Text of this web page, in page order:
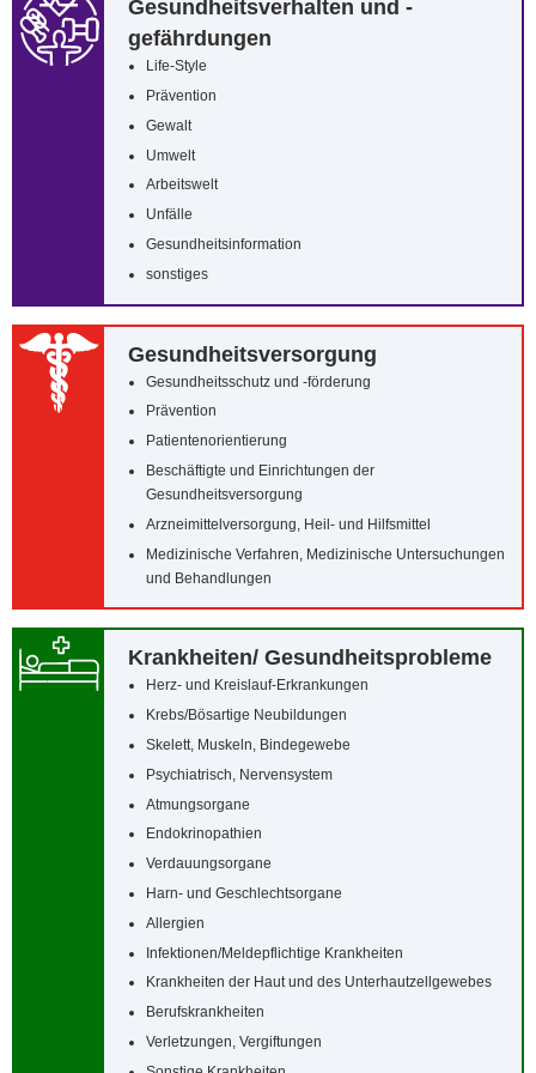
Gesundheitsverhalten und -
gefährdungen
Life-Style
Prävention
Gewalt
Umwelt
Arbeitswelt
Unfälle
Gesundheitsinformation
sonstiges
Gesundheitsversorgung
Gesundheitsschutz und -förderung
Prävention
Patientenorientierung
Beschäftigte und Einrichtungen der
Gesundheitsversorgung
Arzneimittelversorgung, Heil- und Hilfsmittel
Medizinische Verfahren, Medizinische Untersuchungen
und Behandlungen
Krankheiten/‌ Gesundheitsprobleme
Herz- und Kreislauf-Erkrankungen
Krebs/‌Bösartige Neubildungen
Skelett, Muskeln, Bindegewebe
Psychiatrisch, Nervensystem
Atmungsorgane
Endokrinopathien
Verdauungsorgane
Harn- und Geschlechtsorgane
Allergien
Infektionen/‌Meldepflichtige Krankheiten
Krankheiten der Haut und des Unterhautzellgewebes
Berufskrankheiten
Verletzungen, Vergiftungen